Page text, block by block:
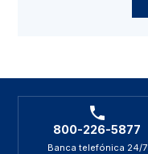
800-226-5877
Banca telefónica 24/7